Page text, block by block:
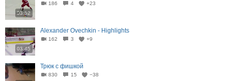
03:52
186 4 +23
03:45
Alexander Ovechkin - Highlights
162 3 +9
Трюк с фишкой
830 15 −38